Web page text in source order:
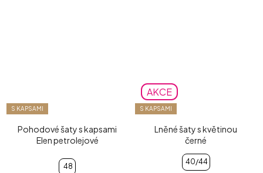
S KAPSAMI
Pohodové šaty s kapsami
Elen petrolejové
48
AKCE
S KAPSAMI
Lněné šaty s květinou
černé
40/44